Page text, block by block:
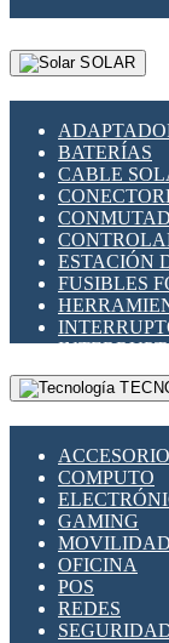
SOLAR
BATERÍAS
CABLE
ESTACIÓN
FUSIBLES
MONTAJE
SUPRESOR
COMPUTO
GAMING
MOVILIDAD
OFICINA
POS
REDES